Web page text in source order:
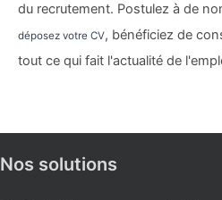
du recrutement. Postulez à de
déposez votre CV, bénéficiez de
tout ce qui fait l'actualité de
Nos solutions